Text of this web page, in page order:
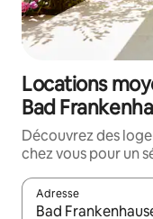
Locations
Bad
Découvrez des
chez vous pour un
Adresse
Lorsque les